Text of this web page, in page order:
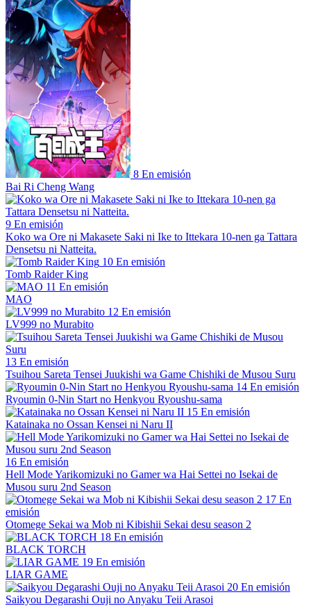
8 En emisión
Bai Ri Cheng Wang
9 En emisión
Koko wa Ore ni Makasete Saki ni Ike to Ittekara 10-nen ga Tattara
Densetsu ni Natteita.
10 En emisión
Tomb Raider King
11 En emisión
MAO
12 En emisión
LV999 no Murabito
13 En emisión
Tsuihou Sareta Tensei Juukishi wa Game Chishiki de Musou Suru
14 En emisión
Ryoumin 0-Nin Start no Henkyou Ryoushu-sama
15 En emisión
Katainaka no Ossan Kensei ni Naru II
16 En emisión
Hell Mode Yarikomizuki no Gamer wa Hai Settei no Isekai de
Musou suru 2nd Season
17 En
emisión
Otomege Sekai wa Mob ni Kibishii Sekai desu season 2
18 En emisión
BLACK TORCH
19 En emisión
LIAR GAME
20 En emisión
Saikyou Degarashi Ouji no Anyaku Teii Arasoi